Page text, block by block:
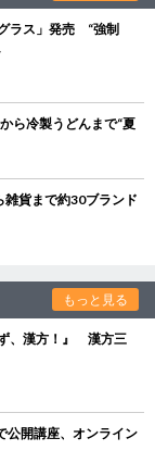
ラス」発売 “強制
ら冷製うどんまで“夏
貨まで約30ブランド
もっと見る
、漢方！』 漢方三
開講座、オンライン